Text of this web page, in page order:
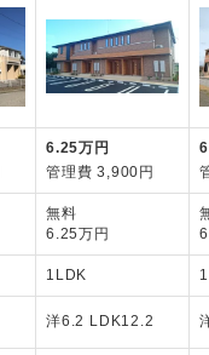
6.25万円
管理費 3,900円
無料
6.25万円
1LDK
洋6.2 LDK12.2